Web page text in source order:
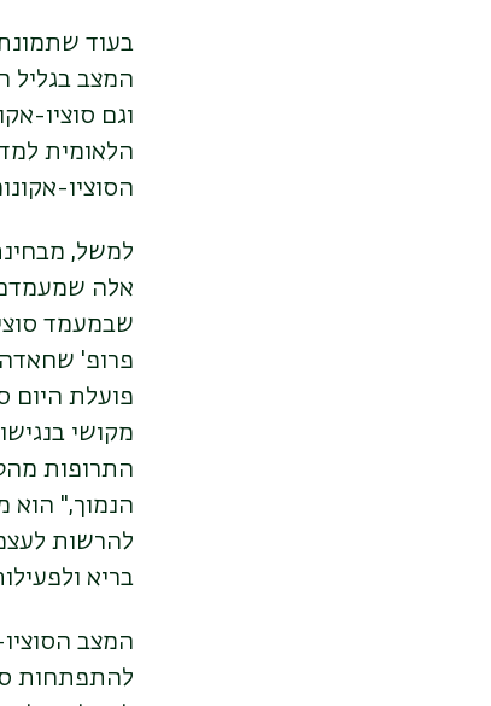
בעוד
המצב בגליל
וגם סוציו-
הלאומית
הסוציו-
פרופ'
מקושי
התרופות
הנמוך," הוא
להרשות
בריא
המצב